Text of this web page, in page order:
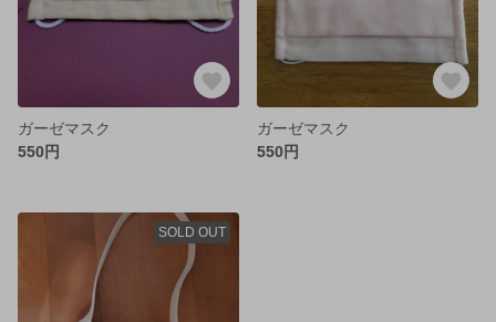
ガーゼマスク
550円
ガーゼマスク
550円
SOLD OUT